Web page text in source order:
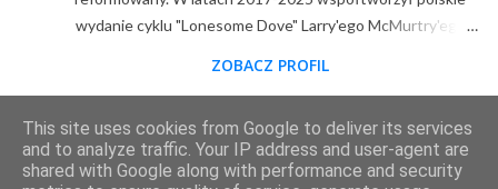
wydanie cyklu "Lonesome Dove" Larry'ego McMurtry'ego
ZOBACZ PROFIL
Obsługiwane przez usługę Blogger
This site uses cookies from Google to deliver its services
and to analyze traffic. Your IP address and user-agent are
shared with Google along with performance and security